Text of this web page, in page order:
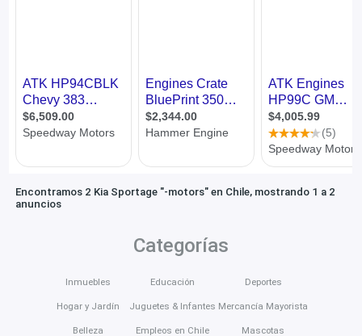
Encontramos 2 Kia Sportage "-motors" en Chile, mostrando 1 a 2
anuncios
Categorías
Inmuebles
Hogar y Jardín
Belleza
Educación
Juguetes & Infantes
Empleos en Chile
Deportes
Mercancía Mayorista
Mascotas